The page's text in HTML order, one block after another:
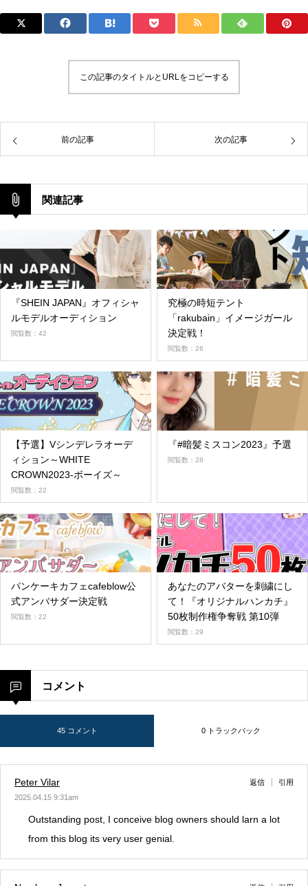
この記事のタイトルとURLをコピーする
前の記事 次の記事
関連記事
『SHEIN JAPAN』オフィシャ
ルモデルオーディション
閲覧数：42
究極の時短テント
「rakubain」イメージガール
決定戦！
閲覧数：26
【予選】Vシンデレラオーデ
ィション～WHITE
CROWN2023-ボーイズ～
閲覧数：22
『#暗髪ミスコン2023』予選
閲覧数：28
パンケーキカフェcafeblow公
式アンバサダー決定戦
閲覧数：22
あなたのアバターを刺繍にし
て！『オリジナルハンカチ』
50枚制作権争奪戦 第10弾
閲覧数：29
コメント
45 コメント 0 トラックバック
Peter Vilar
2025.04.15 9:31am
返信 引用
Outstanding post, I conceive blog owners should larn a lot
from this blog its very user genial.